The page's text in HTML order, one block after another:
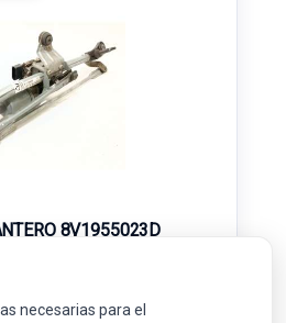
8V1955023D
2.0 TDI
necesarias para el